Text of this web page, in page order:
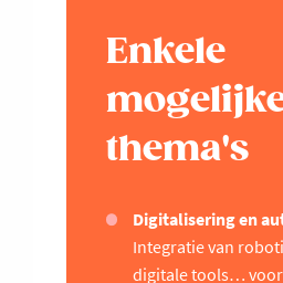
Enkele
thema's
Digitalisering en
Integratie van
digitale tools…